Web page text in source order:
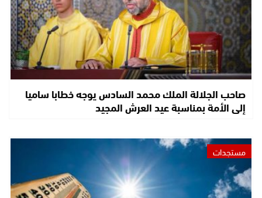
صاحب الجلالة الملك محمد السادس يوجه خطابا ساميا
إلى الأمة بمناسبة عيد العرش المجيد
مستجدات